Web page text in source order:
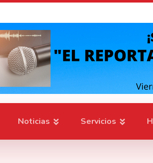
Noticias Servicios